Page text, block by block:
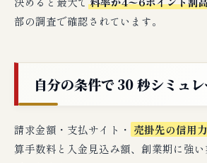
IT・SaaS・受託開発系の併
士業・コンサル・経営支援系
小売・D2C・EC系の併用設計
制度融資・信用保証協会・
部の調査で確認されています。
自分の条件で 30 秒シミュ
請求金額・支払サイト・ 売掛先の信用力
算手数料と入金見込み額、創業期に強